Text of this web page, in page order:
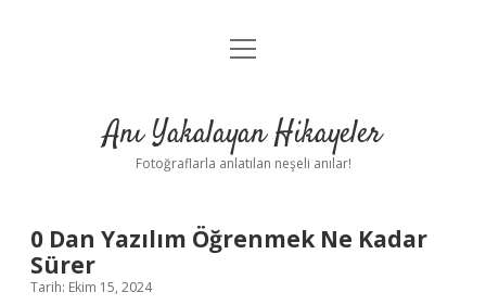
Anasayfa
Yasal Uyarı
menüyü
Anı Yakalayan Hikayeler
Fotoğraflarla anlatılan neşeli anılar!
0 Dan Yazılım Öğrenmek Ne Kadar
Sürer
Tarih: Ekim 15, 2024